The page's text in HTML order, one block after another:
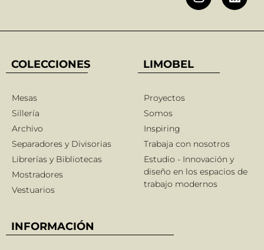
COLECCIONES
Mesas
Sillería
Archivo
Separadores y Divisorias
Librerías y Bibliotecas
Mostradores
Vestuarios
LIMOBEL
Proyectos
Somos
Inspiring
Trabaja con nosotros
Estudio - Innovación y
diseño en los espacios de
trabajo modernos
INFORMACIÓN